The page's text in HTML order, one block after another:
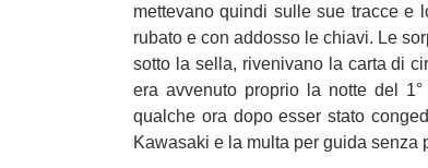
mettevano quindi sulle sue tracce e
rubato e con addosso le chiavi. Le
sotto la sella, rivenivano la carta di
era avvenuto proprio la notte del
qualche ora dopo esser stato
Kawasaki e la multa per guida senza